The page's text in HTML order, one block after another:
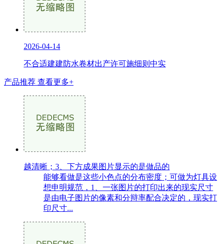
2026-04-14
不合适建建防水卷材出产许可施细则中实
产品推荐 查看更多+
越清晰；3、下方成果图片显示的是做品的
能够看做是这些小色点的分布密度；可做为灯具设
想申明规范，1、一张图片的打印出来的现实尺寸
是由电子图片的像素和分辩率配合决定的，现实打
印尺寸...